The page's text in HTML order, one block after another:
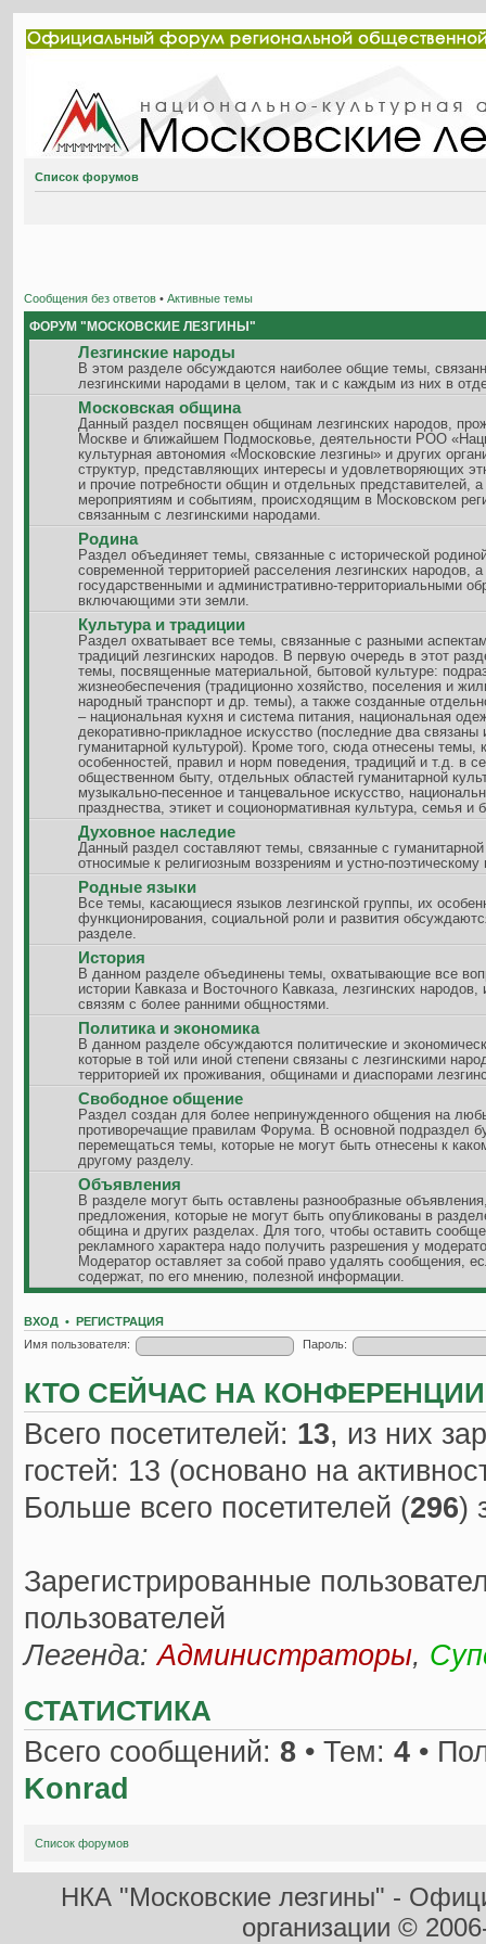
Список форумов
Сообщения без ответов • Активные темы
ФОРУМ "МОСКОВСКИЕ ЛЕЗГИНЫ"
Лезгинские народы
В этом разделе обсуждаются наиболее общие темы,
лезгинскими народами в целом, так и с каждым из них в
Московская община
Данный раздел посвящен общинам лезгинских народов,
Москве и ближайшем Подмосковье, деятельности РОО
культурная автономия «Московские лезгины» и других
структур, представляющих интересы и удовлетворяющих
и прочие потребности общин и отдельных представителей,
мероприятиям и событиям, происходящим в Московском
связанным с лезгинскими народами.
Родина
Раздел объединяет темы, связанные с исторической
современной территорией расселения лезгинских народов,
государственными и административно-территориальными
включающими эти земли.
Культура и традиции
Раздел охватывает все темы, связанные с разными
традиций лезгинских народов. В первую очередь в этот
темы, посвященные материальной, бытовой культуре:
жизнеобеспечения (традиционно хозяйство, поселения и
народный транспорт и др. темы), а также созданные
– национальная кухня и система питания, национальная
декоративно-прикладное искусство (последние два связаны
гуманитарной культурой). Кроме того, сюда отнесены темы,
особенностей, правил и норм поведения, традиций и т.д. в
общественном быту, отдельных областей гуманитарной
музыкально-песенное и танцевальное искусство,
празднества, этикет и соционормативная культура, семья и
Духовное наследие
Данный раздел составляют темы, связанные с
относимые к религиозным воззрениям и устно-
Родные языки
Все темы, касающиеся языков лезгинской группы, их
функционирования, социальной роли и развития
разделе.
История
В данном разделе объединены темы, охватывающие все
истории Кавказа и Восточного Кавказа, лезгинских народов,
связям с более ранними общностями.
Политика и экономика
В данном разделе обсуждаются политические и
которые в той или иной степени связаны с лезгинскими
территорией их проживания, общинами и диаспорами
Свободное общение
Раздел создан для более непринужденного общения на
противоречащие правилам Форума. В основной подраздел
перемещаться темы, которые не могут быть отнесены к
другому разделу.
Объявления
В разделе могут быть оставлены разнообразные
предложения, которые не могут быть опубликованы в
община и других разделах. Для того, чтобы оставить
рекламного характера надо получить разрешения у
Модератор оставляет за собой право удалять сообщения,
содержат, по его мнению, полезной информации.
ВХОД • РЕГИСТРАЦИЯ
Имя пользователя:
Пароль:
КТО СЕЙЧАС НА КОНФЕРЕНЦИИ
Всего посетителей: 13, из них
гостей: 13 (основано на
Больше всего посетителей (296)
Зарегистрированные
пользователей
Легенда:Администраторы,
СТАТИСТИКА
Всего сообщений: 8 • Тем: 4 •
Konrad
Список форумов
НКА "Московские лезгины" -
организации ©